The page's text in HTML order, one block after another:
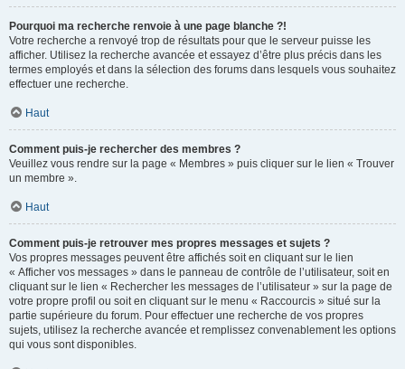
Pourquoi ma recherche renvoie à une page blanche ?!
Votre recherche a renvoyé trop de résultats pour que le serveur puisse les
afficher. Utilisez la recherche avancée et essayez d’être plus précis dans les
termes employés et dans la sélection des forums dans lesquels vous souhaitez
effectuer une recherche.
Haut
Comment puis-je rechercher des membres ?
Veuillez vous rendre sur la page « Membres » puis cliquer sur le lien « Trouver
un membre ».
Haut
Comment puis-je retrouver mes propres messages et sujets ?
Vos propres messages peuvent être affichés soit en cliquant sur le lien
« Afficher vos messages » dans le panneau de contrôle de l’utilisateur, soit en
cliquant sur le lien « Rechercher les messages de l’utilisateur » sur la page de
votre propre profil ou soit en cliquant sur le menu « Raccourcis » situé sur la
partie supérieure du forum. Pour effectuer une recherche de vos propres
sujets, utilisez la recherche avancée et remplissez convenablement les options
qui vous sont disponibles.